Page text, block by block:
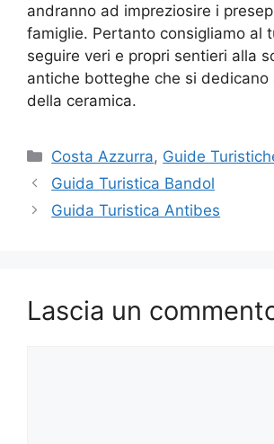
andranno ad impreziosire i
famiglie. Pertanto consigliamo al
seguire veri e propri sentieri alla
antiche botteghe che si dedicano
della ceramica.
Categorie
Costa Azzurra, Guide
Guida Turistica Bandol
Guida Turistica Antibes
Lascia un